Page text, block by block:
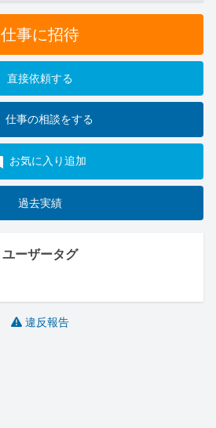
仕事に招待
直接依頼する
仕事の相談をする
お気に入り追加
過去実績
ユーザータグ
違反報告